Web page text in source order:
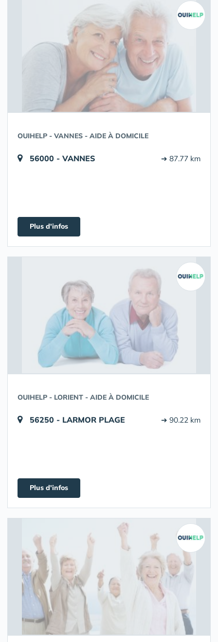
OUIHELP - VANNES - AIDE À DOMICILE
56000 - VANNES ➔ 87.77 km
Plus d'infos
OUIHELP - LORIENT - AIDE À DOMICILE
56250 - LARMOR PLAGE ➔ 90.22 km
Plus d'infos